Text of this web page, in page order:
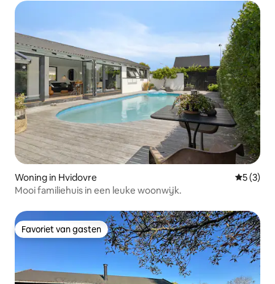
Woning in Hvidovre
5 (3)
Mooi familiehuis in een leuke woonwijk.
Favoriet van gasten
Favoriet van gasten